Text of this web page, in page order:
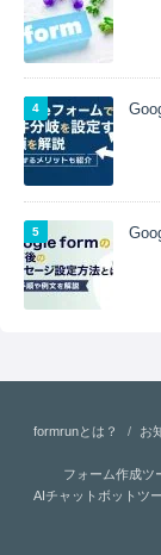
formrunとは？ お
フォーム作成ツ
AIチャットボットツ